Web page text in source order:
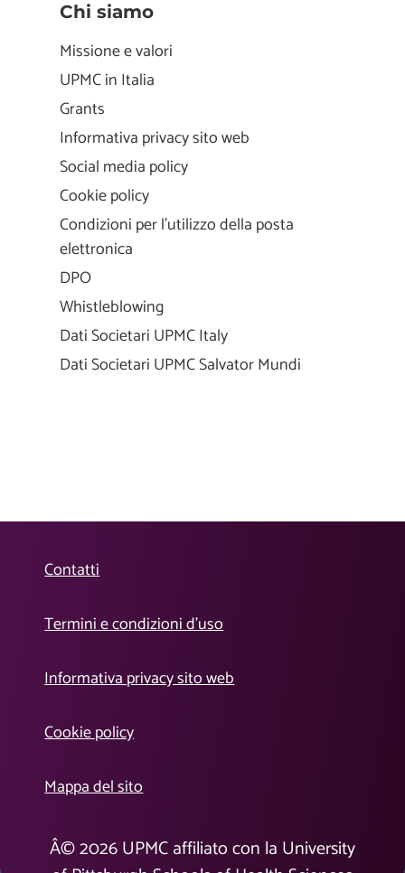
Chi siamo
Missione e valori
UPMC in Italia
Grants
Informativa privacy sito web
Social media policy
Cookie policy
Condizioni per l'utilizzo della posta
elettronica
DPO
Whistleblowing
Dati Societari UPMC Italy
Dati Societari UPMC Salvator Mundi
Contatti
Termini e condizioni d’uso
Informativa privacy sito web
Cookie policy
Mappa del sito
Â©2026UPMC affiliato con la University